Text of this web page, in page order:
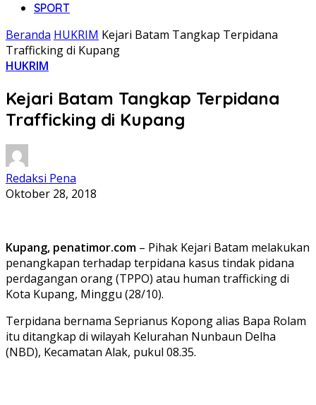
SPORT
Beranda HUKRIM Kejari Batam Tangkap Terpidana
Trafficking di Kupang
HUKRIM
Kejari Batam Tangkap Terpidana
Trafficking di Kupang
Redaksi Pena
Oktober 28, 2018
Kupang, penatimor.com – Pihak Kejari Batam melakukan
penangkapan terhadap terpidana kasus tindak pidana
perdagangan orang (TPPO) atau human trafficking di
Kota Kupang, Minggu (28/10).
Terpidana bernama Seprianus Kopong alias Bapa Rolam
itu ditangkap di wilayah Kelurahan Nunbaun Delha
(NBD), Kecamatan Alak, pukul 08.35.